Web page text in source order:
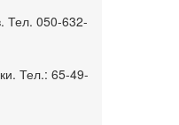
Тел. 050-632-
Тел.: 65-49-